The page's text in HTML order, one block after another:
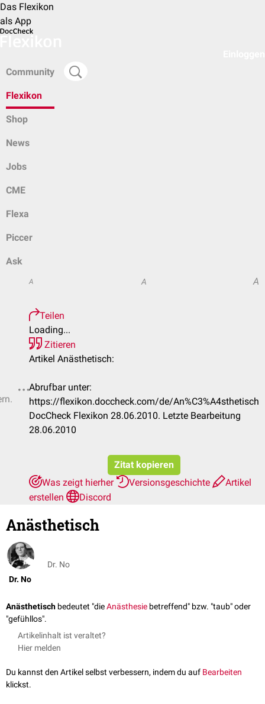
Das Flexikon
als App
Community
Flexikon
Shop
News
Jobs
CME
Flexa
Piccer
Ask
A A A
Teilen
Loading...
Zitieren
Artikel Anästhetisch:
Abrufbar unter:
https://flexikon.doccheck.com/de/An%C3%A4sthetisch
DocCheck Flexikon 28.06.2010. Letzte Bearbeitung
28.06.2010
Zitat kopieren
Was zeigt hierher
Versionsgeschichte
Artikel
erstellen
Discord
Anästhetisch
Dr. No
Dr. No
Anästhetisch bedeutet "dieAnästhesie betreffend" bzw. "taub" oder
"gefühllos".
Artikelinhalt ist veraltet?
Hier melden
Du kannst den Artikel selbst verbessern, indem du auf Bearbeiten
klickst.